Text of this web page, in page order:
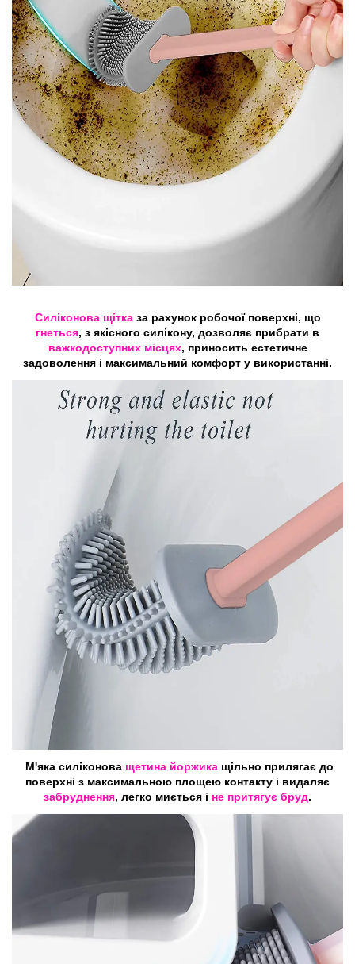
Силіконова щітка за рахунок робочої поверхні, що
гнеться, з якісного силікону, дозволяє прибрати в
важкодоступних місцях, приносить естетичне
задоволення і максимальний комфорт у використанні.
М'яка силіконова щетина йоржикащільно прилягає до
поверхні з максимальною площею контакту і видаляє
забруднення, легко миється і не притягує бруд.